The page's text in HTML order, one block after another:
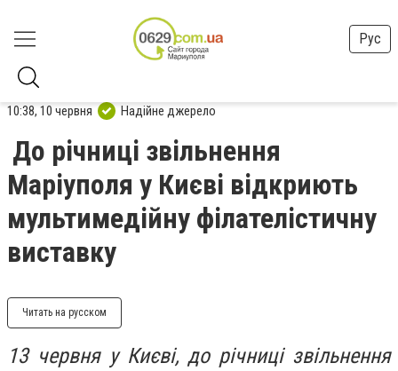
Рус
10:38, 10 червня Надійне джерело
До річниці звільнення
Маріуполя у Києві відкриють
мультимедійну філателістичну
виставку
Читать на русском
13 червня у Києві, до річниці звільнення